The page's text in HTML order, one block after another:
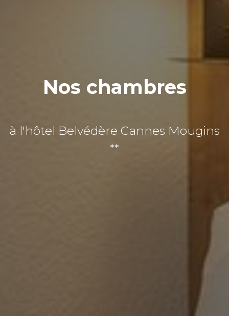
Nos chambres
à l'hôtel Belvédère Cannes Mougins
**